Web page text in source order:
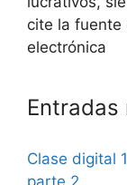
cite la fuente
electrónica
Clase digital
parte 2